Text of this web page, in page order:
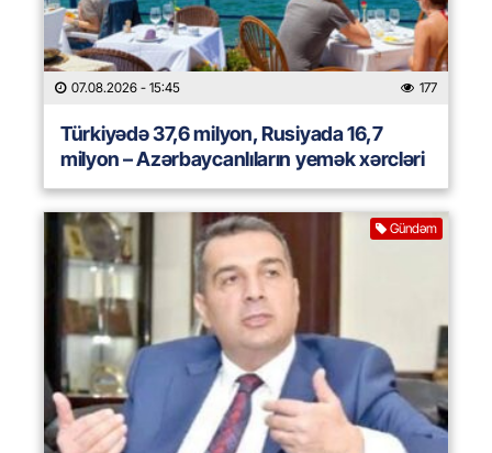
07.08.2026 - 15:45 177
Türkiyədə 37,6 milyon, Rusiyada 16,7
milyon – Azərbaycanlıların yemək xərcləri
Gündəm